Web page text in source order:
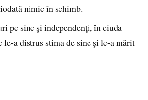
nimic în schimb.
pe sine şi independenţi, în ciuda
le-a distrus stima de sine şi le-a mărit